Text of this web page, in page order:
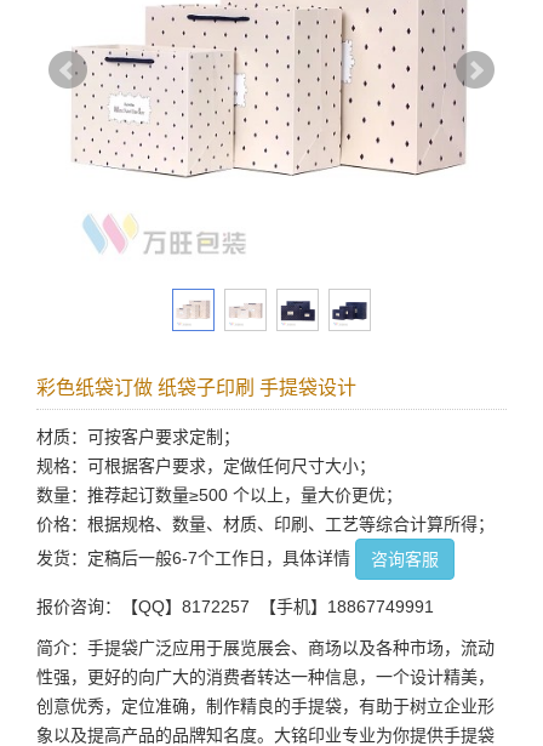
彩色纸袋订做 纸袋子印刷 手提袋设计
材质：可按客户要求定制；
规格：可根据客户要求，定做任何尺寸大小；
数量：推荐起订数量≥500 个以上，量大价更优；
价格：根据规格、数量、材质、印刷、工艺等综合计算所得；
发货：定稿后一般6-7个工作日，具体详情
咨询客服
报价咨询：【QQ】8172257 【手机】18867749991
简介：手提袋广泛应用于展览展会、商场以及各种市场，流动
性强，更好的向广大的消费者转达一种信息，一个设计精美，
创意优秀，定位准确，制作精良的手提袋，有助于树立企业形
象以及提高产品的品牌知名度。大铭印业专业为你提供手提袋